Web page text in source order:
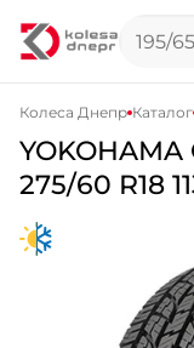
Колеса Днепр Каталог
YOKOHAMA
275/60 R18